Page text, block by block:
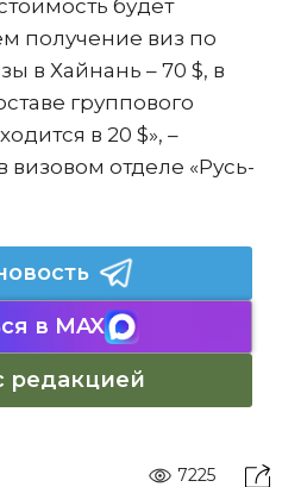
будет
получение виз по
в Хайнань – 70 $, в
группового
в 20 $», –
отделе «Русь-
в MAX
редакцией
7225